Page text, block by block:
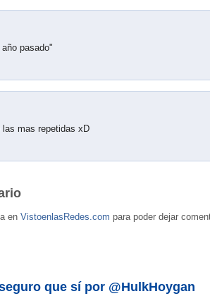
pasado"
las mas repetidas xD
en VistoenlasRedes.com para poder dejar
que sí por @HulkHoygan